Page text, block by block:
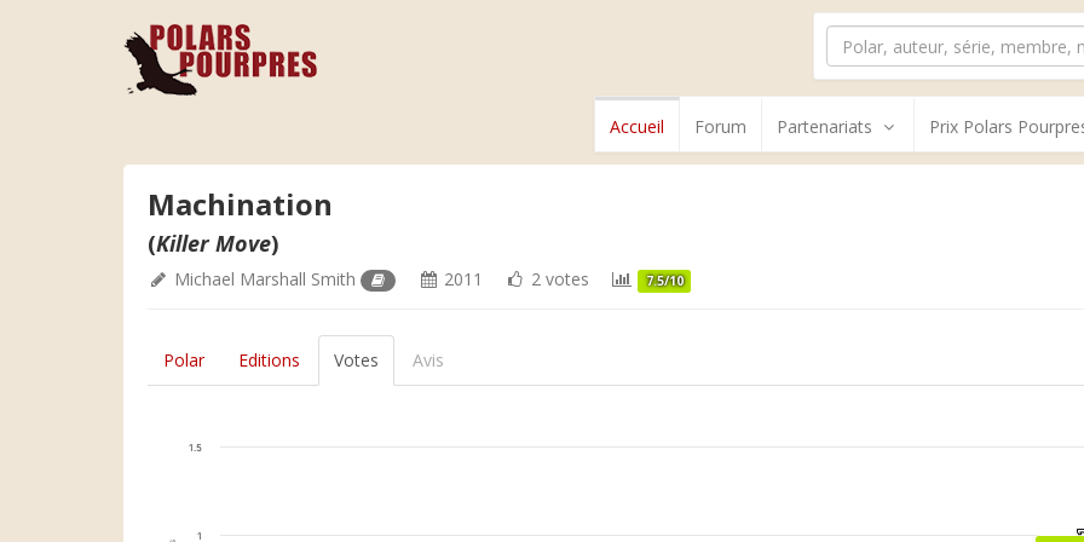
Accueil Forum Partenariats Prix Polars
Machination
(Killer Move)
Michael Marshall Smith 2011 2 votes 7.5/10
Polar Editions Votes Avis
1
1.5